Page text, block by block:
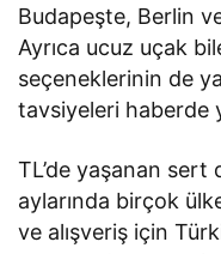
Budapeşte, Berlin
Ayrıca ucuz uçak
seçeneklerinin de
tavsiyeleri haberde
TL’de yaşanan
aylarında birçok
ve alışveriş için